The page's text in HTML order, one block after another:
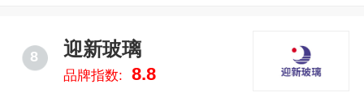
8 迎新玻璃
品牌指数: 8.8